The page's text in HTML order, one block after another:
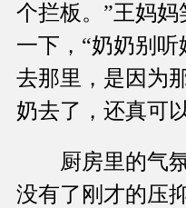
个拦板。”王妈
一下，“奶奶别
去那里，是因为
奶去了，还真可
厨房里的气氛
没有了刚才的压